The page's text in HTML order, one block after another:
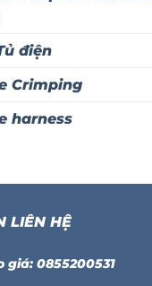
điện
Crimping
harness
LIÊN HỆ
giá: 0855200531